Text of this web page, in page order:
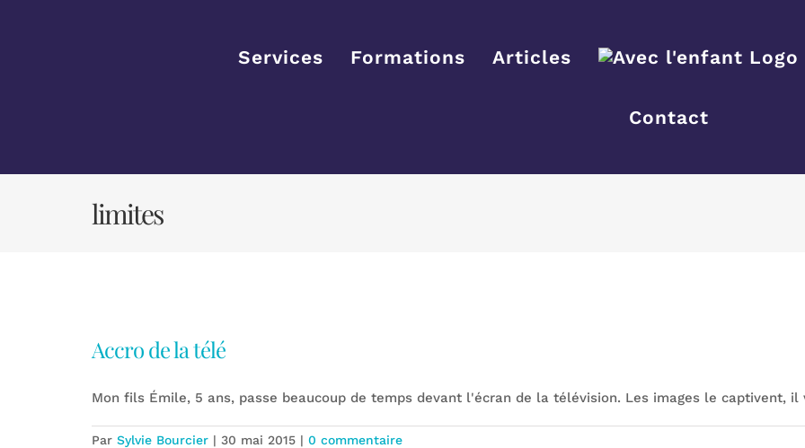
Services Formations Articles
Contact
limites
Accro de la télé
Mon fils Émile, 5 ans, passe beaucoup de temps devant l'écran de la télévision. Les images le captivent, il
Par Sylvie Bourcier | 30 mai 2015 | 0 commentaire